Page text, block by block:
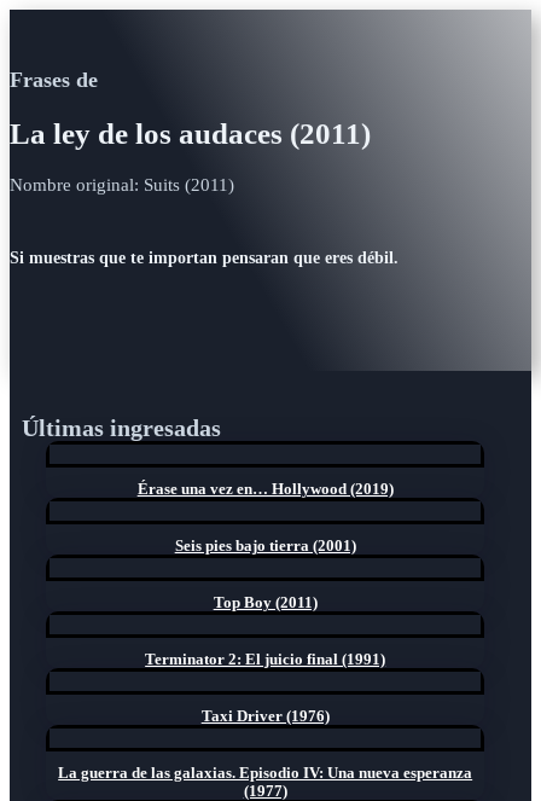
Frases de
La ley de los audaces (2011)
Nombre original: Suits (2011)
Si muestras que te importan pensaran que eres débil.
Últimas ingresadas
Érase una vez en… Hollywood (2019)
Seis pies bajo tierra (2001)
Top Boy (2011)
Terminator 2: El juicio final (1991)
Taxi Driver (1976)
La guerra de las galaxias. Episodio IV: Una nueva esperanza
(1977)